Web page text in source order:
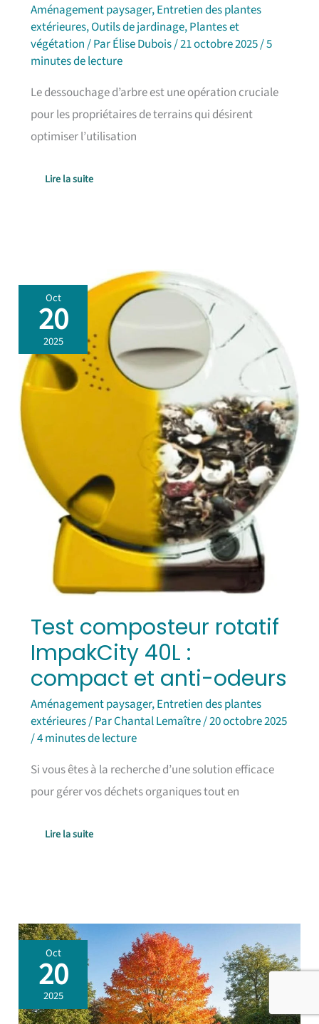
Aménagement paysager,Entretien des plantes
extérieures,Outils de jardinage,Plantes et
végétation/ ParÉlise Dubois/21 octobre 2025/5
minutes de lecture
Le dessouchage d’arbre est une opération cruciale
pour les propriétaires de terrains qui désirent
optimiser l’utilisation
Lire la suite
Oct
20
2025
Test composteur rotatif
ImpakCity 40L :
compact et anti-odeurs
Aménagement paysager,Entretien des plantes
extérieures/ ParChantal Lemaître/20 octobre 2025
/4 minutes de lecture
Si vous êtes à la recherche d’une solution efficace
pour gérer vos déchets organiques tout en
Test
composteur
rotatif
ImpakCity
40L
:
compact
et
Lire la suite
Oct
20
2025
Entretien
du
Liquidambar
:
guide
Complet